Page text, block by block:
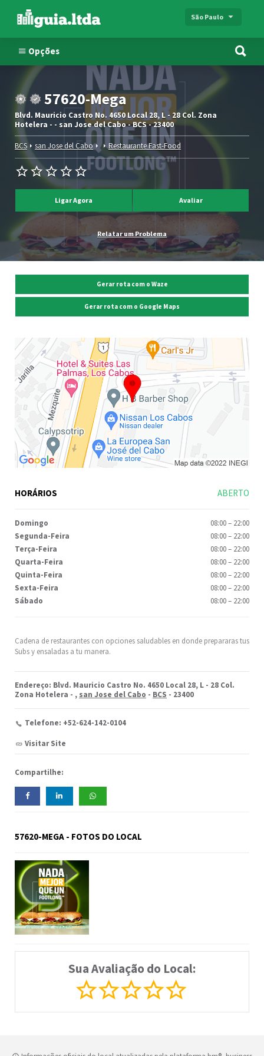
São Paulo
Opções
57620-Mega
Blvd. Mauricio Castro No. 4650 Local 28, L - 28 Col. Zona
Hotelera - - san Jose del Cabo - BCS - 23400
BCS san Jose del Cabo Restaurante Fast-Food
Ligar Agora Avaliar
Relatar um Problema
Cadena de restaurantes con opciones saludables en donde prepararas tus
Subs y ensaladas a tu manera.
Endereço: Blvd. Mauricio Castro No. 4650 Local 28, L - 28 Col.
Zona Hotelera - , san Jose del Cabo - BCS - 23400
Telefone: +52-624-142-0104
Visitar Site
Compartilhe:
57620-MEGA - FOTOS DO LOCAL
Sua Avaliação do Local:
Gerar rota com o Waze
Gerar rota com o Google Maps
HORÁRIOS ABERTO
Domingo 08:00– 22:00
Segunda-Feira
08:00– 22:00
Terça-Feira
08:00– 22:00
Quarta-Feira
08:00– 22:00
Quinta-Feira
08:00– 22:00
Sexta-Feira
08:00– 22:00
Sábado
08:00– 22:00